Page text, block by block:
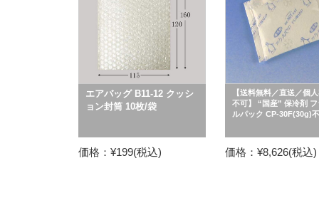
エアバッグ B11-12 クッシ
ョン封筒 10枚/袋
価格：¥199(税込)
【送料無料／直送／個
不可】 “国産” 保冷剤 フ
ルパック CP-30F(30g)
価格：¥8,626(税込)